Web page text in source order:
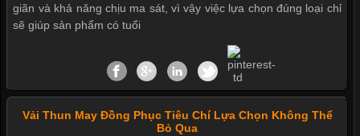
giãn và khả năng chịu ma sát, vì vậy việc lựa chọn đúng loại chỉ
sẽ giúp sản phẩm có tuổi
Vải Thun May Đồng Phục Tiêu Chí Lựa Chọn Không Thể
Bỏ Qua